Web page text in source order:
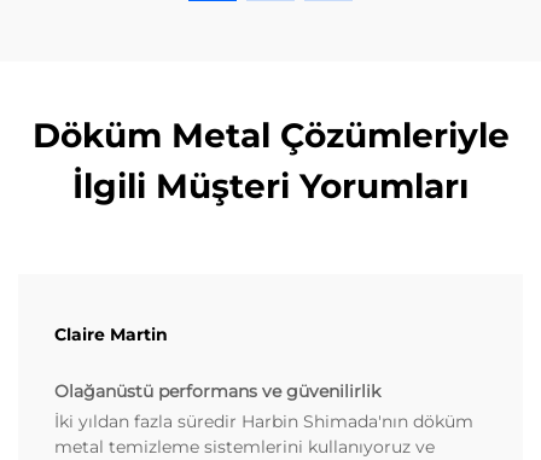
Döküm Metal Çözümleriyle
İlgili Müşteri Yorumları
Claire Martin
Olağanüstü performans ve güvenilirlik
İki yıldan fazla süredir Harbin Shimada'nın döküm
metal temizleme sistemlerini kullanıyoruz ve